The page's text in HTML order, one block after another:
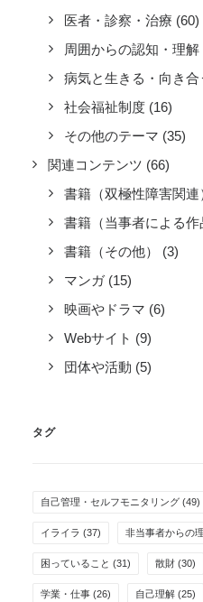
医者・診察・治療 (60)
周囲からの認知・理解
病気と生きる・向き合
社会福祉制度 (16)
その他のテーマ (35)
関連コンテンツ (66)
書籍（双極性障害関連
書籍（当事者による作
書籍（その他）
(3)
マンガ (15)
映画やドラマ (6)
Webサイト (9)
団体や活動 (5)
タグ
自己管理・セルフモニタリング (49)
イライラ (37) 非当事者からの
困っていること (31) 散財 (30)
学業・仕事 (26) 自己理解 (25)